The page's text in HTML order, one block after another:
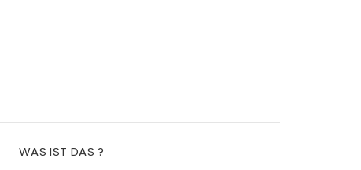
WAS IST DAS ?